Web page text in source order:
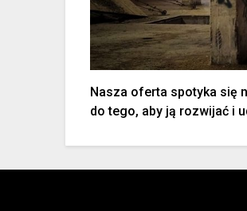
Nasza oferta spotyka się
do tego, aby ją rozwijać i